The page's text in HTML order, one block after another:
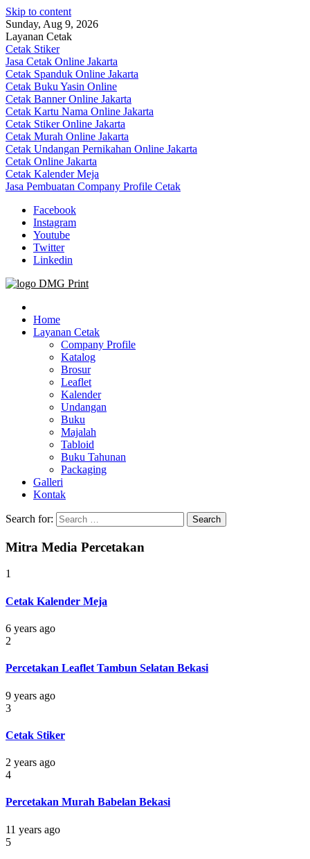
Skip to content
Sunday, Aug 9, 2026
Layanan Cetak
Cetak Stiker
Jasa Cetak Online Jakarta
Cetak Spanduk Online Jakarta
Cetak Buku Yasin Online
Cetak Banner Online Jakarta
Cetak Kartu Nama Online Jakarta
Cetak Stiker Online Jakarta
Cetak Murah Online Jakarta
Cetak Undangan Pernikahan Online Jakarta
Cetak Online Jakarta
Cetak Kalender Meja
Jasa Pembuatan Company Profile Cetak
Facebook
Instagram
Youtube
Twitter
Linkedin
Jasa Cetak Online DMG Printing
Home
Layanan Cetak
Company Profile
Katalog
Brosur
Leaflet
Kalender
Undangan
Buku
Majalah
Tabloid
Buku Tahunan
Packaging
Galleri
Kontak
Search for:
Mitra Media Percetakan
1
Cetak Kalender Meja
6 years ago
2
Percetakan Leaflet Tambun Selatan Bekasi
9 years ago
3
Cetak Stiker
2 years ago
4
Percetakan Murah Babelan Bekasi
11 years ago
5